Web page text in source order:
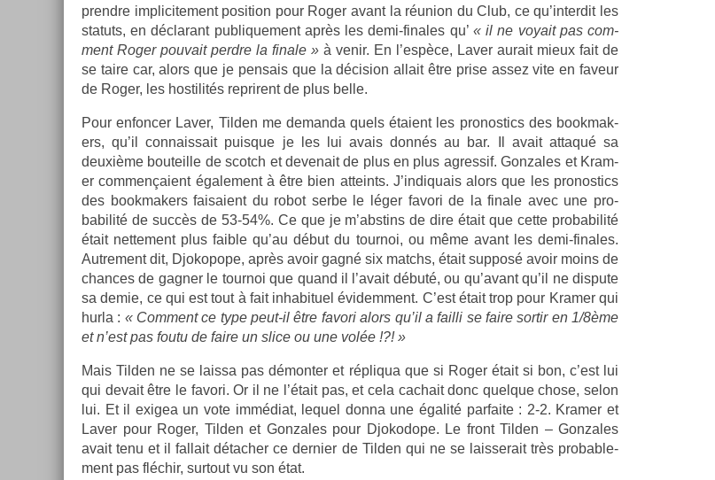
pre­ndre im­plicite­ment posi­tion pour Roger avant la réunion du Club, ce qu’in­terdit les
statuts, en déclarant pub­lique­ment après les demi-finales qu’ « il ne voyait pas com­
ment Roger pouvait per­dre la fin­ale » à venir. En l’espèce, Laver aurait mieux fait de
se taire car, alors que je pen­sais que la décis­ion al­lait être prise assez vite en faveur
de Roger, les hos­tilités re­prirent de plus belle.
Pour en­fonc­er Laver, Tild­en me de­man­da quels étaient les pro­nos­tics des book­mak­
ers, qu’il con­nais­sait puis­que je les lui avais donnés au bar. Il avait at­taqué sa
deuxième bouteil­le de scotch et de­venait de plus en plus ag­ressif. Gon­zales et Kram­
er com­men­çaient égale­ment à être bien at­teints. J’in­diquais alors que les pro­nos­tics
des book­mak­ers faisaient du robot serbe le léger favori de la fin­ale avec une pro­
babilité de succès de 53-54%. Ce que je m’abstins de dire était que cette pro­babilité
était net­te­ment plus faib­le qu’au début du tour­noi, ou même avant les demi-finales.
Aut­re­ment dit, Djokopope, après avoir gagné six matchs, était sup­posé avoir moins de
chan­ces de gagn­er le tour­noi que quand il l’avait débuté, ou qu’avant qu’il ne dis­pute
sa demie, ce qui est tout à fait in­habituel évidem­ment. C’est était trop pour Kram­er qui
hurla : « Com­ment ce type peut-il être favori alors qu’il a fail­li se faire sor­tir en 1/8ème
et n’est pas foutu de faire un slice ou une volée !?! »
Mais Tild­en ne se lais­sa pas démont­er et répliqua que si Roger était si bon, c’est lui
qui de­vait être le favori. Or il ne l’était pas, et cela cac­hait donc quel­que chose, selon
lui. Et il ex­igea un vote immédiat, lequel donna une égalité par­faite : 2-2. Kram­er et
Laver pour Roger, Tild­en et Gon­zales pour Djokodope. Le front Tild­en – Gon­zales
avait tenu et il fal­lait détach­er ce de­rni­er de Tild­en qui ne se lais­serait très pro­bab­le­
ment pas fléchir, sur­tout vu son état.